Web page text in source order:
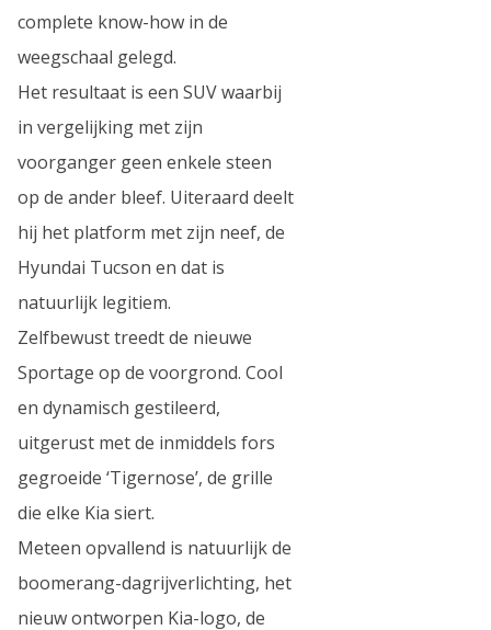
complete know-how in de
weegschaal gelegd.
Het resultaat is een SUV waarbij
in vergelijking met zijn
voorganger geen enkele steen
op de ander bleef. Uiteraard deelt
hij het platform met zijn neef, de
Hyundai Tucson en dat is
natuurlijk legitiem.
Zelfbewust treedt de nieuwe
Sportage op de voorgrond. Cool
en dynamisch gestileerd,
uitgerust met de inmiddels fors
gegroeide ‘Tigernose’, de grille
die elke Kia siert.
Meteen opvallend is natuurlijk de
boomerang-dagrijverlichting, het
nieuw ontworpen Kia-logo, de